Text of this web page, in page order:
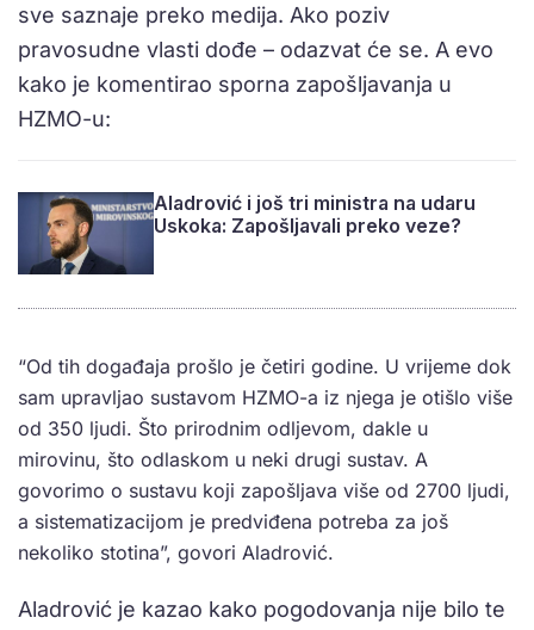
sve saznaje preko medija. Ako poziv
pravosudne vlasti dođe – odazvat će se. A evo
kako je komentirao sporna zapošljavanja u
HZMO-u:
Aladrović i još tri ministra na udaru
Uskoka: Zapošljavali preko veze?
“Od tih događaja prošlo je četiri godine. U vrijeme dok
sam upravljao sustavom HZMO-a iz njega je otišlo više
od 350 ljudi. Što prirodnim odljevom, dakle u
mirovinu, što odlaskom u neki drugi sustav. A
govorimo o sustavu koji zapošljava više od 2700 ljudi,
a sistematizacijom je predviđena potreba za još
nekoliko stotina”, govori Aladrović.
Aladrović je kazao kako pogodovanja nije bilo te